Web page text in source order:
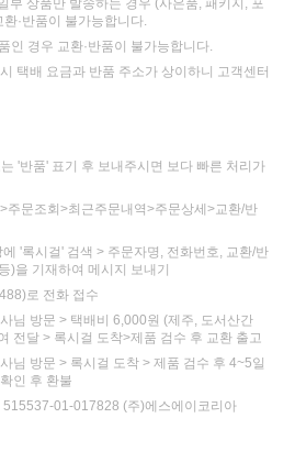
·반품이 불가능합니다.
인 경우 교환·반품이 불가능합니다.
택배 요금과 반품 주소가 상이하니 고객센터
'반품' 표기 후 보내주시면 보다 빠른 처리가
주문조회>최근주문내역>주문상세>교환/반
'록시걸' 검색 > 주문자명, 전화번호, 교환/반
)을 기재하여 메시지 보내기
로 전화 접수
님 방문 > 택배비 6,000원 (제주, 도서산간
전달 > 록시걸 도착>제품 검수 후 교환 출고
님 방문 > 록시걸 도착 > 제품 검수 후 4~5일
인 후 환불
515537-01-017828 (주)에스에이코리아